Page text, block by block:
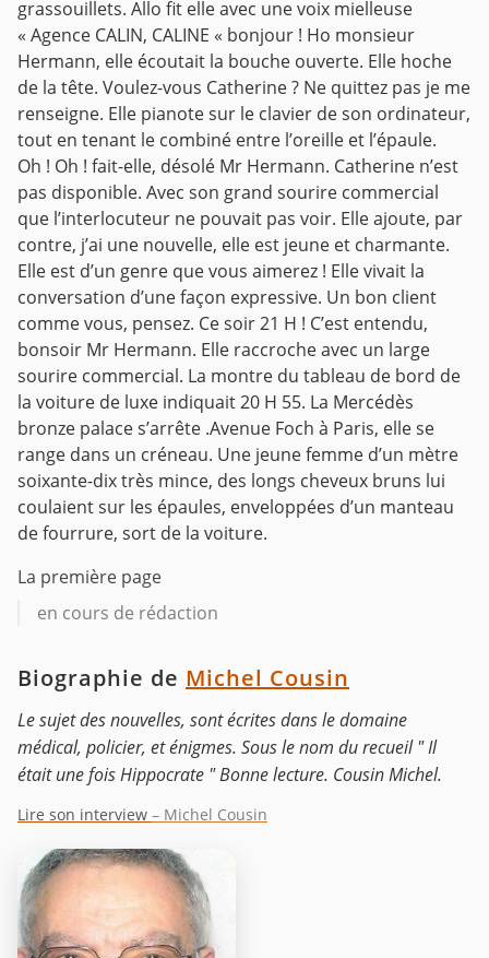
grassouillets. Allo fit elle avec une voix mielleuse
« Agence CALIN, CALINE « bonjour ! Ho monsieur
Hermann, elle écoutait la bouche ouverte. Elle hoche
de la tête. Voulez-vous Catherine ? Ne quittez pas je me
renseigne. Elle pianote sur le clavier de son ordinateur,
tout en tenant le combiné entre l’oreille et l’épaule.
Oh ! Oh ! fait-elle, désolé Mr Hermann. Catherine n’est
pas disponible. Avec son grand sourire commercial
que l’interlocuteur ne pouvait pas voir. Elle ajoute, par
contre, j’ai une nouvelle, elle est jeune et charmante.
Elle est d’un genre que vous aimerez ! Elle vivait la
conversation d’une façon expressive. Un bon client
comme vous, pensez. Ce soir 21 H ! C’est entendu,
bonsoir Mr Hermann. Elle raccroche avec un large
sourire commercial. La montre du tableau de bord de
la voiture de luxe indiquait 20 H 55. La Mercédès
bronze palace s’arrête .Avenue Foch à Paris, elle se
range dans un créneau. Une jeune femme d’un mètre
soixante-dix très mince, des longs cheveux bruns lui
coulaient sur les épaules, enveloppées d’un manteau
de fourrure, sort de la voiture.
La première page
en cours de rédaction
Biographie de Michel Cousin
Le sujet des nouvelles, sont écrites dans le domaine
médical, policier, et énigmes. Sous le nom du recueil " Il
était une fois Hippocrate " Bonne lecture. Cousin Michel.
Lire son interview – Michel Cousin